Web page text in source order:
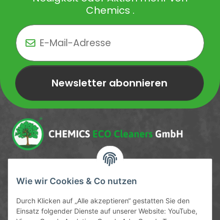
Wie wir Cookies & Co nutzen
Durch Klicken auf „Alle akzeptieren“ gestatten Sie den
Einsatz folgender Dienste auf unserer Website: YouTube,
Chemics .
Newsletter abonnieren
Newsletter Newsletter abonnieren
Service-Hotline
09372 / 70 80 90
Mo-Fr, 09:00-12:00 | 13:00-17:00 Uhr